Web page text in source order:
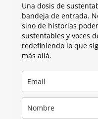
Una dosis de
bandeja de entrada.
sino de historias
sustentables y voces
redefiniendo lo que
más allá.